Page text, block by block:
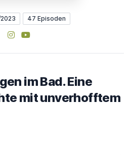
47 Episoden
Instagram
YouTube
im Bad. Eine
mit unverhofftem